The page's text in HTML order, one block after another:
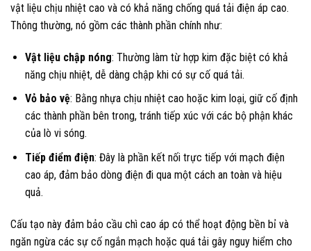
vật liệu chịu nhiệt cao và có khả năng chống quá tải điện áp cao.
Thông thường, nó gồm các thành phần chính như:
Vật liệu chập nóng: Thường làm từ hợp kim đặc biệt có khả
năng chịu nhiệt, dễ dàng chập khi có sự cố quá tải.
Vỏ bảo vệ: Bằng nhựa chịu nhiệt cao hoặc kim loại, giữ cố định
các thành phần bên trong, tránh tiếp xúc với các bộ phận khác
của lò vi sóng.
Tiếp điểm điện: Đây là phần kết nối trực tiếp với mạch điện
cao áp, đảm bảo dòng điện đi qua một cách an toàn và hiệu
quả.
Cấu tạo này đảm bảo cầu chì cao áp có thể hoạt động bền bỉ và
ngăn ngừa các sự cố ngắn mạch hoặc quá tải gây nguy hiểm cho